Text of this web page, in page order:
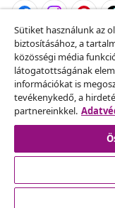
Szerződéstől
Küldj be egy
kérelmet.
Ügyfélszolgálat
Sütiket használunk az
biztosításához, a
közösségi média
látogatottságának
információkat is
tevékenykedő, a
partnereinkkel.